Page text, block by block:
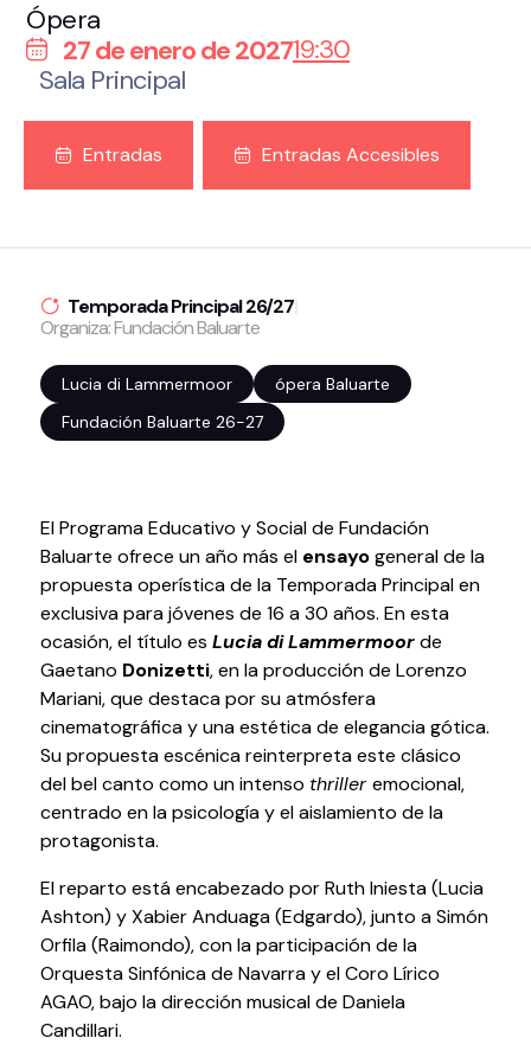
Suscríbete a la newsletter
Entradas
Histórico
Organiza
Tour Virtual
Servicios
Organizar evento
Testimonios
Últimos Eventos
Baluarte
¿Qué es Baluarte?
Taquilla
Cómo llegar
Espacio accesible
Actualidad
Noticias
Ópera
27 de enero de 202719:30
Sala Principal
Entradas Entradas Accesibles
Temporada Principal 26/27
Organiza: Fundación Baluarte
Lucia di Lammermoor
ópera Baluarte
Fundación Baluarte 26-27
El Programa Educativo y Social de Fundación
Baluarte ofrece un año más el ensayogeneral de la
propuesta operística de la Temporada Principal en
exclusiva para jóvenes de 16 a 30 años. En esta
ocasión, el título es Lucia di Lammermoorde
Gaetano Donizetti, en la producción de Lorenzo
Mariani, que destaca por su atmósfera
cinematográfica y una estética de elegancia gótica.
Su propuesta escénica reinterpreta este clásico
del bel canto como un intenso thrilleremocional,
centrado en la psicología y el aislamiento de la
protagonista.
El reparto está encabezado por Ruth Iniesta (Lucia
Ashton) y Xabier Anduaga (Edgardo), junto a Simón
Orfila (Raimondo), con la participación de la
Orquesta Sinfónica de Navarra y el Coro Lírico
AGAO, bajo la dirección musical de Daniela
Candillari.